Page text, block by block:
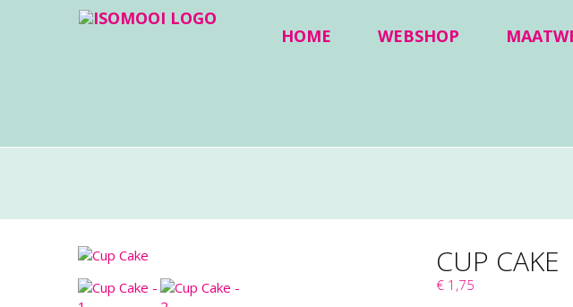
HOME WEBSHOP
CUP CAKE
€ 1,75